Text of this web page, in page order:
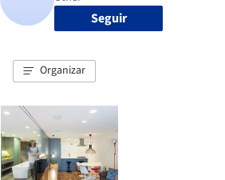
Seguir
Organizar